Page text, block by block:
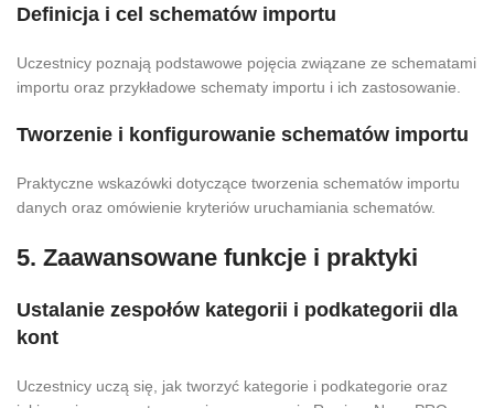
Definicja i cel schematów importu
Uczestnicy poznają podstawowe pojęcia związane ze schematami
importu oraz przykładowe schematy importu i ich zastosowanie.
Tworzenie i konfigurowanie schematów importu
Praktyczne wskazówki dotyczące tworzenia schematów importu
danych oraz omówienie kryteriów uruchamiania schematów.
5. Zaawansowane funkcje i praktyki
Ustalanie zespołów kategorii i podkategorii dla
kont
Uczestnicy uczą się, jak tworzyć kategorie i podkategorie oraz